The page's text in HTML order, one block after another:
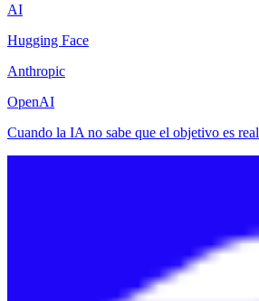
AI
Hugging Face
Anthropic
OpenAI
Cuando la IA no sabe que el objetivo es real